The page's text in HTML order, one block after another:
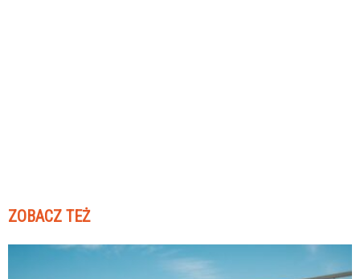
ZOBACZ TEŻ